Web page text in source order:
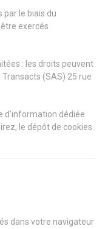
par le biais du
exercés
: les droits peuvent
(SAS) 25 rue
d’information dédiée
le dépôt de cookies
dans votre navigateur